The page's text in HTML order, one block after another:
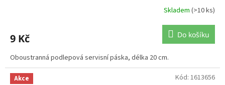
Skladem (>10 ks)
9 Kč Do košíku
Oboustranná podlepová servisní páska, délka 20 cm.
Akce Kód: 1613656